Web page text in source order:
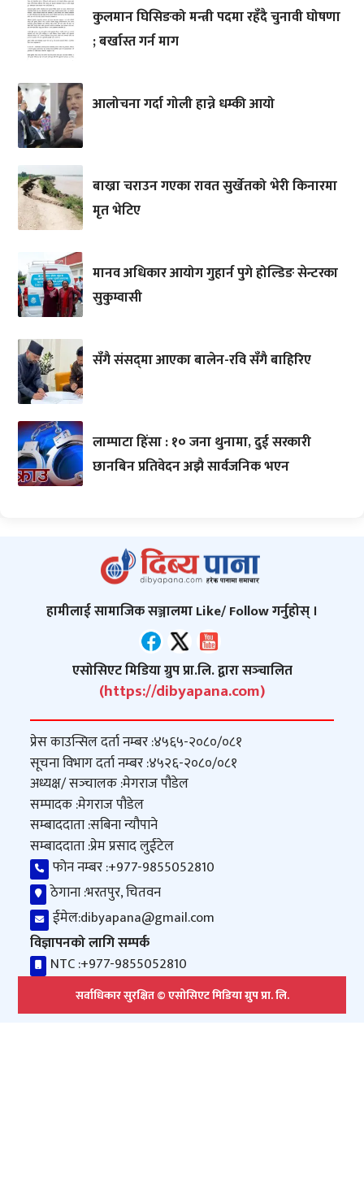
कुलमान घिसिङको मन्त्री पदमा रहँदै चुनावी घोषणा
; बर्खास्त गर्न माग
आलोचना गर्दा गोली हान्ने धम्की आयो
बाख्रा चराउन गएका रावत सुर्खेतको भेरी किनारमा
मृत भेटिए
मानव अधिकार आयोग गुहार्न पुगे होल्डिङ सेन्टरका
सुकुम्वासी
सँगै संसद्‌मा आएका बालेन-रवि सँगै बाहिरिए
लाम्पाटा हिंसा : १० जना थुनामा, दुई सरकारी
छानबिन प्रतिवेदन अझै सार्वजनिक भएन
हामीलाई सामाजिक सञ्जालमा Like/ Follow गर्नुहोस् ।
एसोसिएट मिडिया ग्रुप प्रा.लि. द्वारा सञ्‍चालित
(https://dibyapana.com)
प्रेस काउन्सिल दर्ता नम्बर :४५६५-२०८०/०८१
सूचना विभाग दर्ता नम्बर :४५२६-२०८०/०८१
अध्यक्ष/ सञ्‍चालक :मेगराज पौडेल
सम्पादक :मेगराज पौडेल
सम्बाददाता :सबिना न्यौपाने
सम्बाददाता :प्रेम प्रसाद लुईटेल
फोन नम्बर :+977-9855052810
ठेगाना :भरतपुर, चितवन
ईमेल:dibyapana@gmail.com
विज्ञापनको लागि सम्पर्क
NTC :+977-9855052810
सर्वाधिकार सुरक्षित © एसोसिएट मिडिया ग्रुप प्रा. लि.